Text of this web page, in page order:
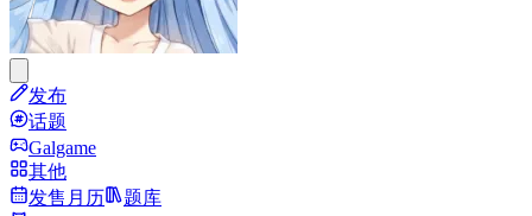
发布
话题
Galgame
其他
发售月历
题库